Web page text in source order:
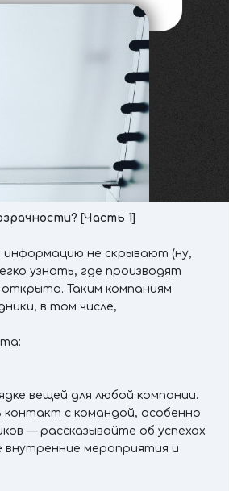
[Часть 1]
информацию не скрывают (ну,
узнать, где производят
Таким компаниям
в том числе,
вещей для любой компании.
с командой, особенно
— рассказывайте об успехах
внутренние мероприятия и